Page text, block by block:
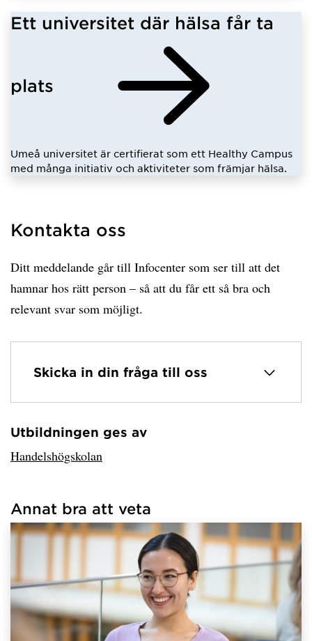
Ett universitet där hälsa får ta
plats
Umeå universitet är certifierat som ett Healthy Campus
med många initiativ och aktiviteter som främjar hälsa.
Kontakta oss
Ditt meddelande går till Infocenter som ser till att det
hamnar hos rätt person – så att du får ett så bra och
relevant svar som möjligt.
Skicka in din fråga till oss
Har hämtat avsändare.
Utbildningen ges av
Handelshögskolan
hämtat länkar.
Annat bra att veta